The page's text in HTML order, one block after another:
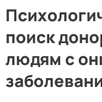
поиск
людям с